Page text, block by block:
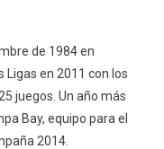
de 1984 en
Ligas en 2011 con los
juegos. Un año más
Bay, equipo para el
2014.